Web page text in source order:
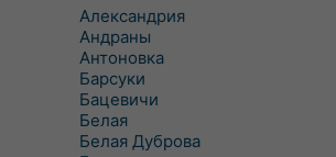
Александрия
Андраны
Антоновка
Барсуки
Бацевичи
Белая
Белая Дуброва